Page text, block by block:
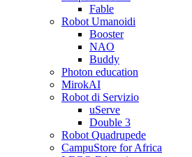
Fable
Robot Umanoidi
Booster
NAO
Buddy
Photon education
MirokAI
Robot di Servizio
uServe
Double 3
Robot Quadrupede
CampuStore for Africa